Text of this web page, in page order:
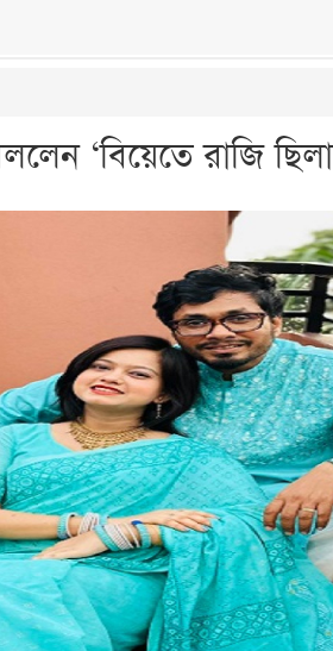
‘বিয়েতে রাজি